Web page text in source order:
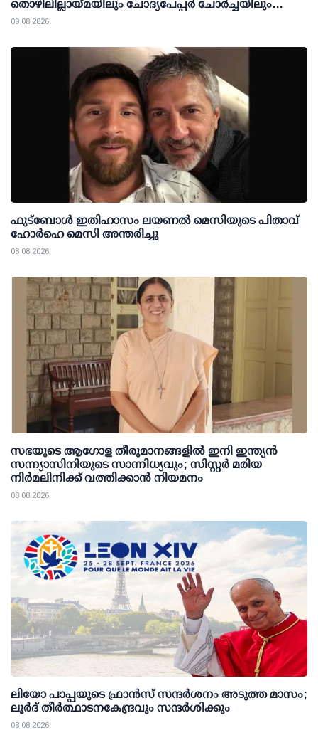
തൊഴിലില്ലായ്മയിലും ചോദ്യപേപ്പര്‍ ചോര്‍ച്ചയിലും
കേന്ദ്രത്തിനെതിരേ രൂക്ഷവിമര്‍ശനം
09 08 2026
ഫുട്ബോൾ ഇതിഹാസം ലയണൽ മെസിയുടെ പിതാവ്
ഹോർഹെ മെസി അന്തരിച്ചു
08 08 2026
സഭയുടെ ആഗോള തീരുമാനങ്ങളിൽ ഇനി ഇന്ത്യൻ
സന്ന്യാസിനിയുടെ സാന്നിധ്യവും; സിസ്റ്റർ മരിയ
നിർമലിനിക്ക് വത്തിക്കാൻ നിയമനം
08 08 2026
ലിയോ പാപ്പയുടെ ഫ്രാൻസ് സന്ദർശനം അടുത്ത മാസം;
ലൂർദ് തീർത്ഥാടനകേന്ദ്രവും സന്ദർശിക്കും
08 08 2026